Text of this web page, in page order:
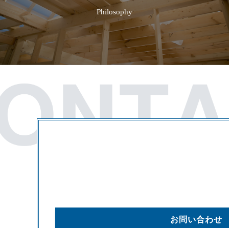
Philosophy
お問い合わせ